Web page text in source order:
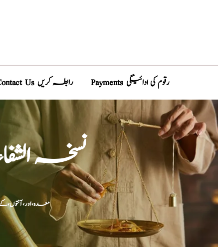
Contact Us رابطہ کریں Payments رقوم کی ادائیگی
نسخہ